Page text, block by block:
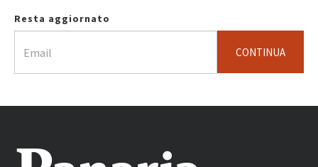
Resta aggiornato
CONTINUA